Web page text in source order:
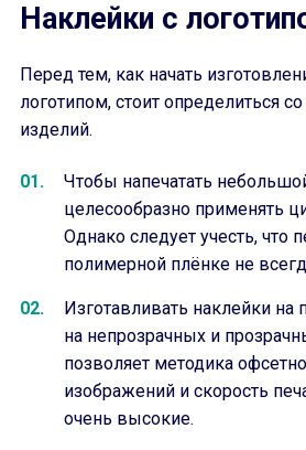
Наклейки с
Перед тем, как начать
логотипом, стоит определиться
изделий.
Чтобы напечатать
целесообразно применять
Однако следует учесть, что
полимерной плёнке не
Изготавливать наклейки на
на непрозрачных и
позволяет методика
изображений и скорость
очень высокие.